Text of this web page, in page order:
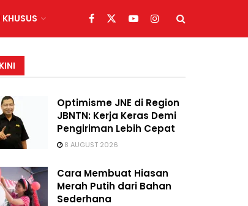
Optimisme JNE di Region
JBNTN: Kerja Keras Demi
Pengiriman Lebih Cepat
8 AUGUST 2026
Cara Membuat Hiasan
Merah Putih dari Bahan
Sederhana